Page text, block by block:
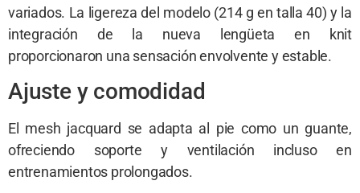
variados. La ligereza del modelo (214 g en talla 40) y la
integración de la nueva lengüeta en knit
proporcionaron una sensación envolvente y estable.
Ajuste y comodidad
El mesh jacquard se adapta al pie como un guante,
ofreciendo soporte y ventilación incluso en
entrenamientos prolongados.